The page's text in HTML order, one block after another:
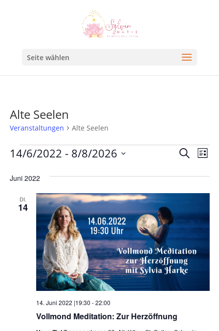
Seite wählen
Alte Seelen
Veranstaltungen Alte Seelen
und
SucheListe
14/6/2022 - 8/8/2026
wählen.
Juni 2022
DI.
14
Vollmond Meditation: Zur Herzöffnung
14. Juni 2022 |19:30 -22:00